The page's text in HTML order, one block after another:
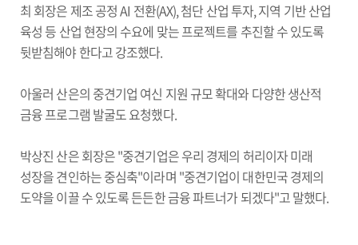
최 회장은 제조 공정 AI 전환(AX), 첨단 산업 투자, 지역 기반 산업
육성 등 산업 현장의 수요에 맞는 프로젝트를 추진할 수 있도록
뒷받침해야 한다고 강조했다.
아울러 산은의 중견기업 여신 지원 규모 확대와 다양한 생산적
금융 프로그램 발굴도 요청했다.
박상진 산은 회장은 "중견기업은 우리 경제의 허리이자 미래
성장을 견인하는 중심축"이라며 "중견기업이 대한민국 경제의
도약을 이끌 수 있도록 든든한 금융 파트너가 되겠다"고 말했다.